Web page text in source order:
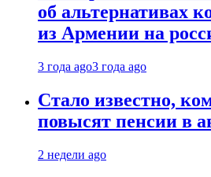
об альтернативах
из Армении на
3 года ago3 года ago
Стало известно,
повысят пенсии в
2 недели ago